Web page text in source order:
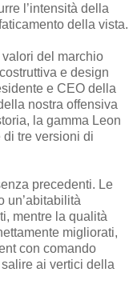
l’intensità della
della vista.
del marchio
e design
e CEO della
nostra offensiva
la gamma Leon
tre versioni di
precedenti. Le
un’abitabilità
mentre la qualità
migliorati,
con comando
ai vertici della